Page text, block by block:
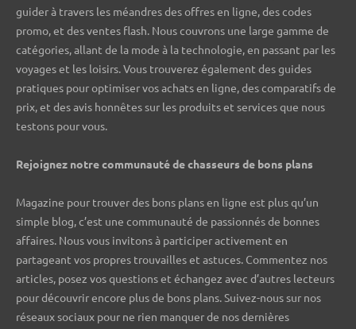
guider à travers les méandres des offres en ligne, des codes
promo, et des ventes flash. Nous couvrons une large gamme de
catégories, allant de la mode à la technologie, en passant par les
voyages et les loisirs. Vous trouverez également des guides
pratiques pour optimiser vos achats en ligne, des comparatifs de
prix, et des avis honnêtes sur les produits et services que nous
testons pour vous.
Rejoignez notre communauté de chasseurs de bons plans ️
Magazine pour trouver des bons plans en ligne est plus qu’un
simple blog, c’est une communauté de passionnés de bonnes
affaires. Nous vous invitons à participer activement en
partageant vos propres trouvailles et astuces. Commentez nos
articles, posez vos questions et échangez avec d’autres lecteurs
pour découvrir encore plus de bons plans. Suivez-nous sur nos
réseaux sociaux pour ne rien manquer de nos dernières